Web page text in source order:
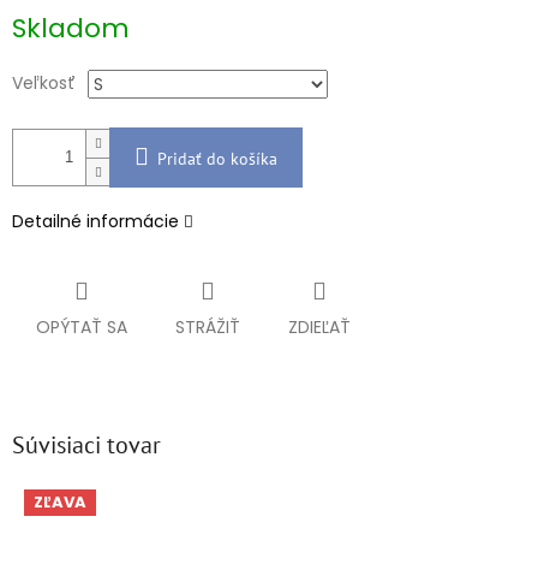
cena:
Skladom
Veľkosť
Pridať do košíka
Detailné informácie
OPÝTAŤ SA STRÁŽIŤ ZDIEĽAŤ
Súvisiaci tovar
ZĽAVA